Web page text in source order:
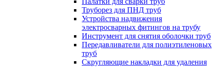
Труборез для ПНД труб
Устройства надвижения
электросварных фитингов на трубу
Инструмент для снятия оболочки труб
Передавливатели для полиэтиленовых
труб
Скругляющие накладки для удаления